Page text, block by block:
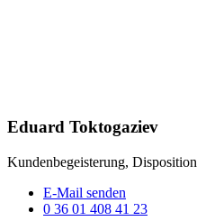
Eduard Toktogaziev
Kundenbegeisterung, Disposition
E-Mail senden
0 36 01 408 41 23